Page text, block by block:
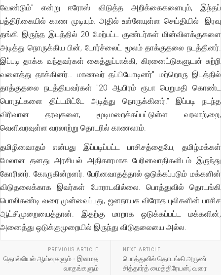
வேண்டும்" என்று ஈரோஸ் விடுத்த அறிக்கைகளையும், இந்தப்
பத்திரிகையில் காண முடியும். அதில் உள்ளேயுள்ள செய்தியில் "இரவு
தங்கி இருந்த இடத்தில் 20 மேற்பட்ட குண்டர்கள் மின்விளக்குகளை
அடித்து நொருக்கிய பின், டோர்ச்லைட் மூலம் தாக்குதலை நடத்தினர்.
இப்படி தாக்க வந்தவர்கள் கைத்துப்பாக்கி, கிரனைட்டுகளுடன் சுற்றி
வளைத்து தாக்கினர்… மாணவர் தப்பியோடினர்" மற்றொரு இடத்தில்
தாத்குதலை நடத்தியவர்கள் "20 ஆயிரம் ரூபா பெறுமதி கொண்ட
பொருட்களை திட்டமிட்டே அடித்து நொருக்கினர்." இப்படி நடந்த
விரிவான தரவுகளை, மூடிமறைக்கப்பட்டுள்ள வரலாற்;றை,
வெளிவரவுள்ள வரலாற்று தொடரில் காணலாம்.
தமிழினவாதம் என்பது இப்படிப்பட்ட பாசிசத்தையே, தமிழ்மக்கள்
மேலான தனது அரசியல் அதிகாரமாக பேரினவாதிகளிடம் இருந்து
கோரினர். கோருகின்றனர். பேரினவாதத்தால் ஒடுக்கப்படும் மக்களின்
விடுதலைக்காக இவர்கள் போராடவில்லை. பொத்துவில் தொடங்கி
பொலிகண்டி வரை முன்வைப்பது, ஜனநாயக விரோத புலிகளின் பாசிச
ஆட்சிமுறையைத்தான். இதற்கு மாறாக ஒடுக்கப்பட்ட மக்களின்,
அனைத்து ஒடுக்குமுறையில் இருந்து விடுதலையை அல்ல.
PREVIOUS ARTICLE
தொல்லியல் ஆய்வுகளும் - இனமத
வாதங்களும்
NEXT ARTICLE
பொத்துவில் தொடங்கி அருண்
சித்தார்த் மைத்திரேயன்; வரை